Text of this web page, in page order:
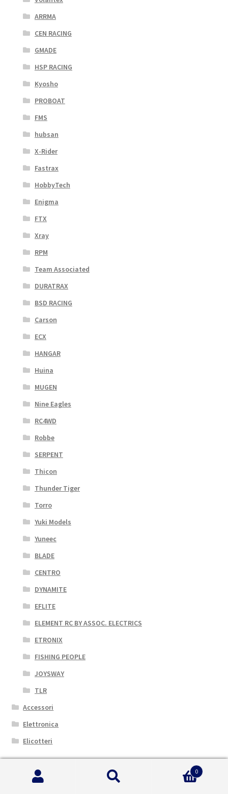
ARRMA
CEN RACING
GMADE
HSP RACING
Kyosho
PROBOAT
FMS
hubsan
X-Rider
Fastrax
HobbyTech
Enigma
FTX
Xray
RPM
Team Associated
DURATRAX
BSD RACING
Carson
ECX
HANGAR
Huina
MUGEN
Nine Eagles
RC4WD
Robbe
SERPENT
Thicon
Thunder Tiger
Torro
Yuki Models
Yuneec
BLADE
CENTRO
DYNAMITE
EFLITE
ELEMENT RC BY ASSOC. ELECTRICS
ETRONIX
FISHING PEOPLE
JOYSWAY
TLR
Accessori
Elettronica
Elicotteri
Cerca Auto per Marca
0